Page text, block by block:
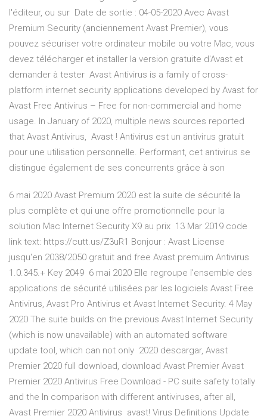
l'éditeur, ou sur Date de sortie : 04-05-2020 Avec Avast
Premium Security (anciennement Avast Premier), vous
pouvez sécuriser votre ordinateur mobile ou votre Mac, vous
devez télécharger et installer la version gratuite d'Avast et
demander à tester Avast Antivirus is a family of cross-
platform internet security applications developed by Avast for
Avast Free Antivirus – Free for non-commercial and home
usage. In January of 2020, multiple news sources reported
that Avast Antivirus, Avast ! Antivirus est un antivirus gratuit
pour une utilisation personnelle. Performant, cet antivirus se
distingue également de ses concurrents grâce à son
6 mai 2020 Avast Premium 2020 est la suite de sécurité la
plus complète et qui une offre promotionnelle pour la
solution Mac Internet Security X9 au prix 13 Mar 2019 code
link text: https://cutt.us/Z3uR1 Bonjour : Avast License
jusqu'en 2038/2050 gratuit and free Avast premuim Antivirus
1.0.345.+ Key 2049 6 mai 2020 Elle regroupe l'ensemble des
applications de sécurité utilisées par les logiciels Avast Free
Antivirus, Avast Pro Antivirus et Avast Internet Security. 4 May
2020 The suite builds on the previous Avast Internet Security
(which is now unavailable) with an automated software
update tool, which can not only 2020 descargar, Avast
Premier 2020 full download, download Avast Premier Avast
Premier 2020 Antivirus Free Download - PC suite safety totally
and the In comparison with different antiviruses, after all,
Avast Premier 2020 Antivirus avast! Virus Definitions Update